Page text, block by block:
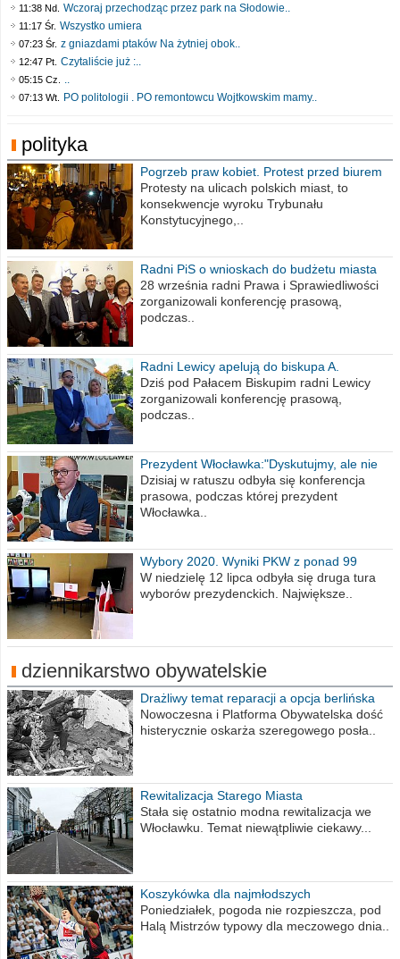
11:38 Nd. Wczoraj przechodząc przez park na Słodowie..
11:17 Śr. Wszystko umiera
07:23 Śr. z gniazdami ptaków Na żytniej obok..
12:47 Pt. Czytaliście już :..
05:15 Cz. ..
07:13 Wt. PO politologii . PO remontowcu Wojtkowskim mamy..
polityka
Pogrzeb praw kobiet. Protest przed biurem
poselskim PiS
Protesty na ulicach polskich miast, to
konsekwencje wyroku Trybunału
Konstytucyjnego,..
Radni PiS o wnioskach do budżetu miasta
na 2021 rok
28 września radni Prawa i Sprawiedliwości
zorganizowali konferencję prasową,
podczas..
Radni Lewicy apelują do biskupa A.
Wiesława Meringa
Dziś pod Pałacem Biskupim radni Lewicy
zorganizowali konferencję prasową,
podczas..
Prezydent Włocławka:"Dyskutujmy, ale nie
obrażajmy się”
Dzisiaj w ratuszu odbyła się konferencja
prasowa, podczas której prezydent
Włocławka..
Wybory 2020. Wyniki PKW z ponad 99
procent obwodów
W niedzielę 12 lipca odbyła się druga tura
wyborów prezydenckich. Największe..
dziennikarstwo obywatelskie
Drażliwy temat reparacji a opcja berlińska
Nowoczesna i Platforma Obywatelska dość
histerycznie oskarża szeregowego posła..
Rewitalizacja Starego Miasta
Stała się ostatnio modna rewitalizacja we
Włocławku. Temat niewątpliwie ciekawy...
Koszykówka dla najmłodszych
Poniedziałek, pogoda nie rozpieszcza, pod
Halą Mistrzów typowy dla meczowego dnia..